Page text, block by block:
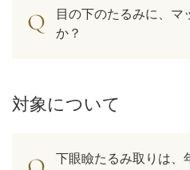
アクセス
西梅田から徒歩2分
よくあるご質問
目の下のたるみに、マ
か？
対象について
下眼瞼たるみ取りは、